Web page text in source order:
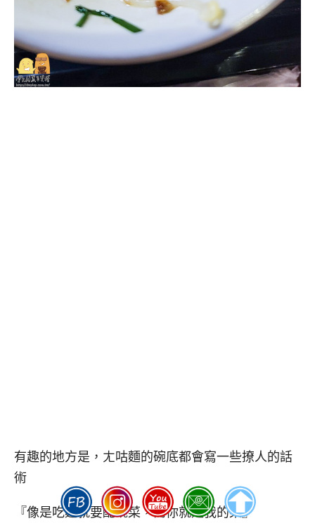
有趣的地方是，ㄤ咕麵的碗底都會寫一些撩人的話
術
『像是吃麵就要配碗菜，而你就是我的菜』